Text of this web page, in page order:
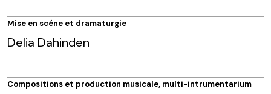
Mise en scéne et dramaturgie
Delia Dahinden
Compositions et production musicale, multi-intrumentarium